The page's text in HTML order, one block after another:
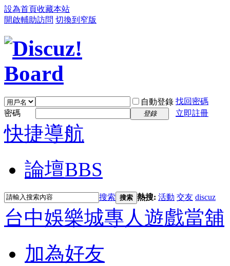
設為首頁收藏本站
開啟輔助訪問 切換到窄版
自動登錄 找回密碼
密碼
登錄 立即註冊
快捷導航
論壇BBS
搜索 搜索 熱搜: 活動 交友 discuz
台中娛樂城專人遊戲當舖
加為好友